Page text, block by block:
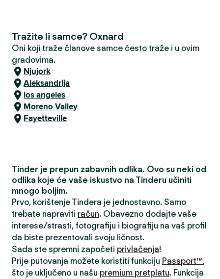
Tražite li samce? Oxnard
Oni koji traže članove samce često traže i u ovim
gradovima.
Njujork
Aleksandrija
los angeles
Moreno Valley
Fayetteville
Tinder je prepun zabavnih odlika. Ovo su neki od
odlika koje će vaše iskustvo na Tinderu učiniti
mnogo boljim.
Prvo, korištenje Tindera je jednostavno. Samo
trebate napraviti račun. Obavezno dodajte vaše
interese/strasti, fotografiju i biografiju na vaš profil
da biste prezentovali svoju ličnost.
Sada ste spremni započeti privlačenja!
Prije putovanja možete koristiti funkciju Passport™,
što je uključeno u našu premium pretplatu. Funkcija